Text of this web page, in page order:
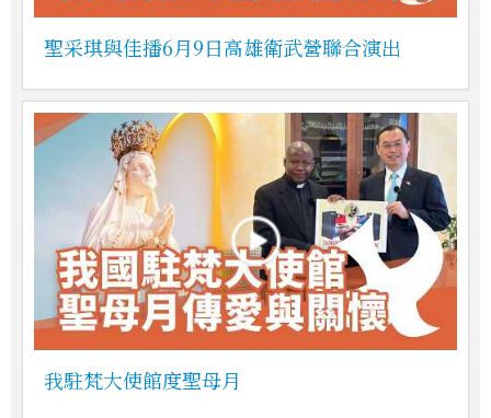
聖采琪與佳播6月9日高雄衛武營聯合演出
我駐梵大使館度聖母月